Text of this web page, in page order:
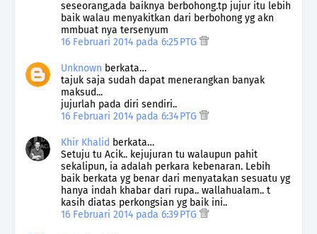
seseorang,ada baiknya berbohong.tp jujur itu lebih
baik walau menyakitkan dari berbohong yg akn
mmbuat nya tersenyum
16 Februari 2014 pada 6:25 PTG
Unknown berkata…
tajuk saja sudah dapat menerangkan banyak
maksud...
jujurlah pada diri sendiri..
16 Februari 2014 pada 6:34 PTG
Khir Khalid berkata…
Setuju tu Acik.. kejujuran tu walaupun pahit
sekalipun, ia adalah perkara kebenaran. Lebih
baik berkata yg benar dari menyatakan sesuatu yg
hanya indah khabar dari rupa.. wallahualam.. t
kasih diatas perkongsian yg baik ini..
16 Februari 2014 pada 6:39 PTG